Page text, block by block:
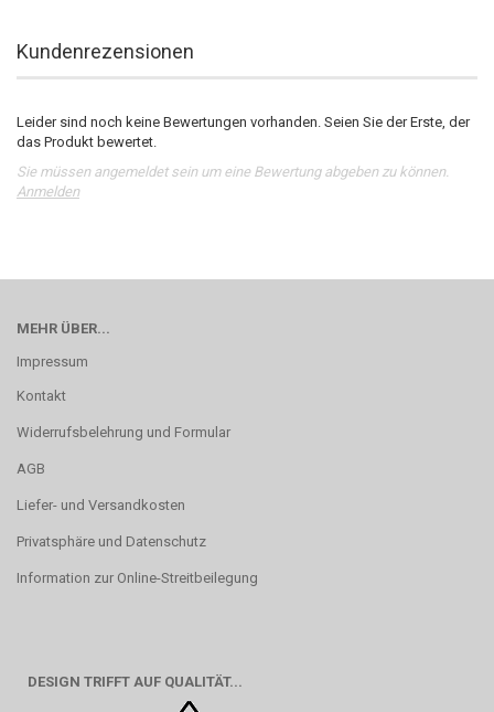
Kundenrezensionen
Leider sind noch keine Bewertungen vorhanden. Seien Sie der Erste, der
das Produkt bewertet.
Sie müssen angemeldet sein um eine Bewertung abgeben zu können.
Anmelden
MEHR ÜBER...
Impressum
Kontakt
Widerrufsbelehrung und Formular
AGB
Liefer- und Versandkosten
Privatsphäre und Datenschutz
Information zur Online-Streitbeilegung
DESIGN TRIFFT AUF QUALITÄT...